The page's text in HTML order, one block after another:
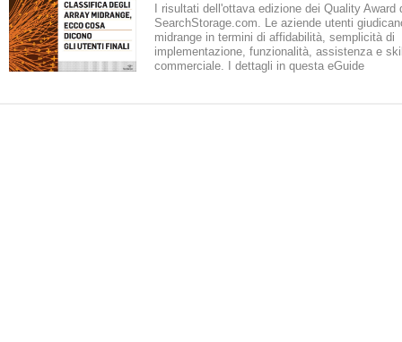
I risultati dell'ottava edizione dei Quality Award
SearchStorage.com. Le aziende utenti
midrange in termini di affidabilità, semplicità di
implementazione, funzionalità, assistenza e
commerciale. I dettagli in questa eGuide